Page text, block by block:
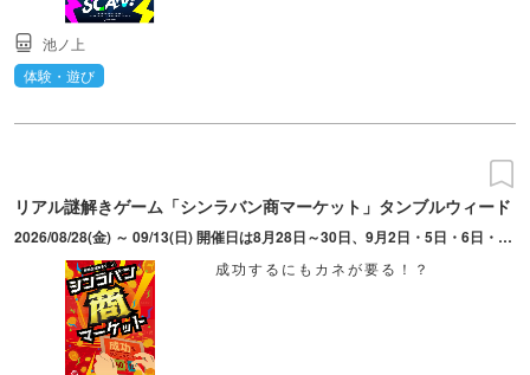
池ノ上
体験・遊び
リアル謎解きゲーム「シンラバン商マーケット」タンブルウィード
2026/08/28(金) ～ 09/13(日) 開催日は8月28日～30日、9月2日・5日・6日・11日～13日。「シンラバン商マーケット2」が同時に再演を行う。開演時刻は10:00/12:45/15:45/18:30で日によって異なる。開場は開演の15分前。入場締切は2分前。
成功するにもカネが要る！？